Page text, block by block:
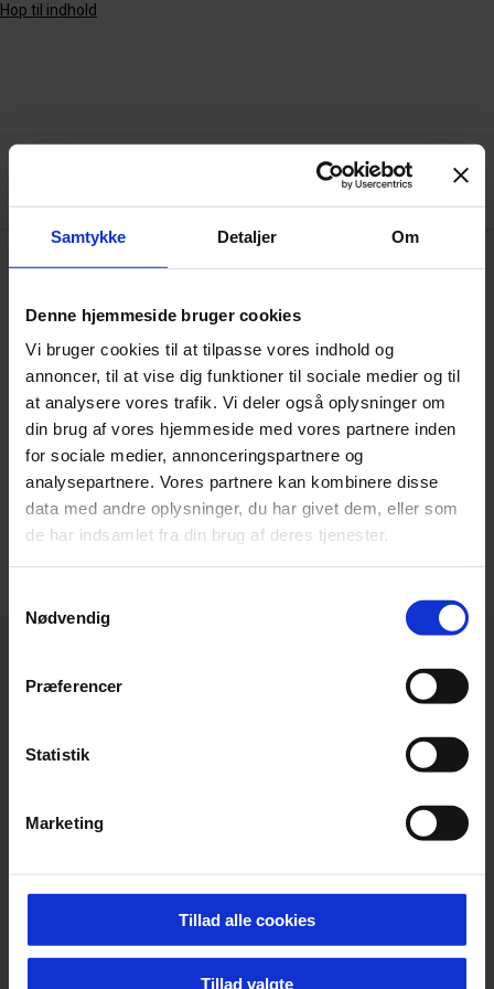
Samtykke Detaljer Om
Denne hjemmeside bruger cookies
Vi bruger cookies til at tilpasse vores indhold og
annoncer, til at vise dig funktioner til sociale medier og til
at analysere vores trafik. Vi deler også oplysninger om
din brug af vores hjemmeside med vores partnere inden
for sociale medier, annonceringspartnere og
analysepartnere. Vores partnere kan kombinere disse
data med andre oplysninger, du har givet dem, eller som
de har indsamlet fra din brug af deres tjenester.
Nødvendig
Præferencer
Statistik
Marketing
Tillad alle cookies
Tillad valgte
Hop til indhold
BOOST 3.0 – 4 dimensional uddannelse –
fra forskning til handling.
VIS FLERE